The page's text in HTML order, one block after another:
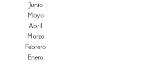
Junio
Mayo
Abril
Marzo
Febrero
Enero